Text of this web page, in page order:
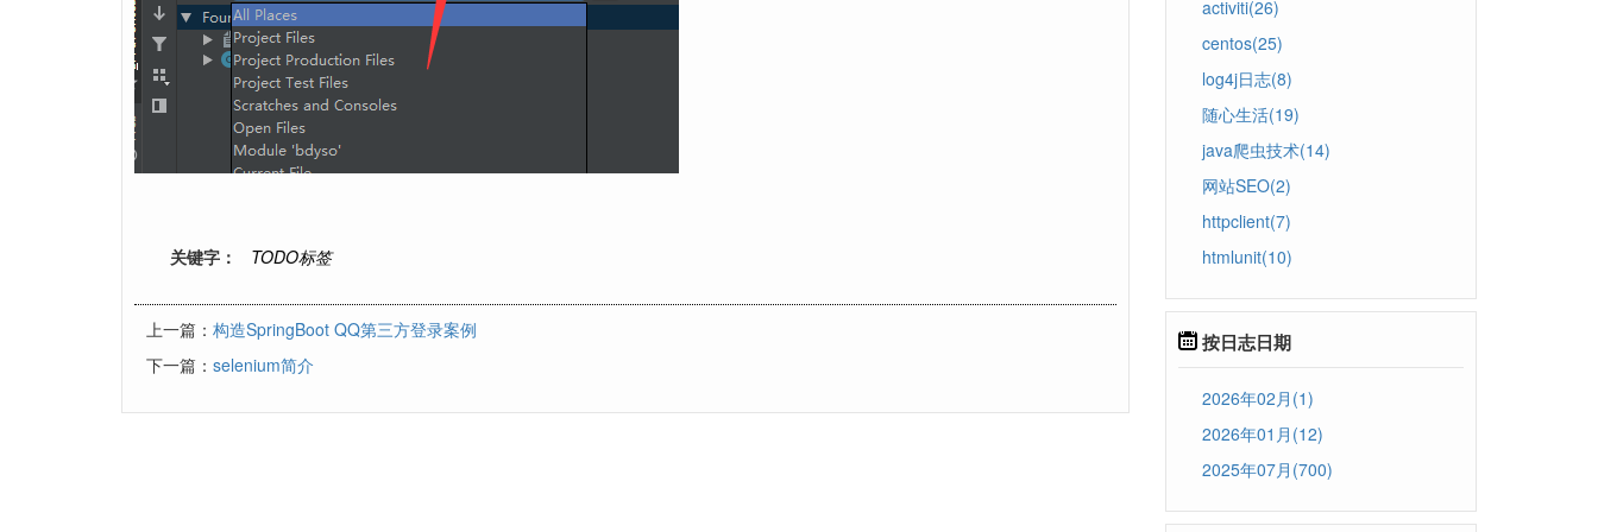
关键字： TODO标签
上一篇： 构造SpringBoot QQ第三方登录案例
下一篇： selenium简介
activiti(26)
centos(25)
log4j日志(8)
随心生活(19)
java爬虫技术(14)
网站SEO(2)
httpclient(7)
htmlunit(10)
按日志日期
2026年02月(1)
2026年01月(12)
2025年07月(700)